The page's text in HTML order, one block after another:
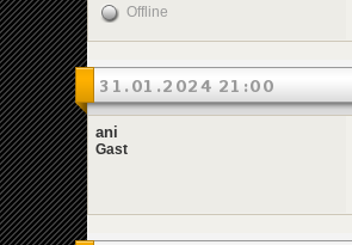
Offline
31.01.2024 21:00
ani
Gast